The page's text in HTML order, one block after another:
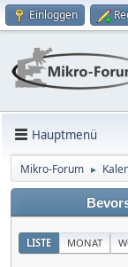
Einloggen
Hauptmenü
Mikro-Forum ►
LISTE MONAT